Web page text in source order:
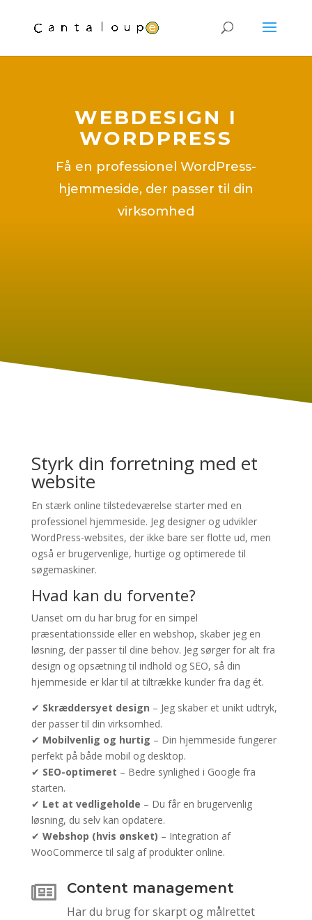
WEBDESIGN I
WORDPRESS
Få en professionel WordPress-
hjemmeside, der passer til din
virksomhed
Styrk din forretning med et
website
En stærk online tilstedeværelse starter med en
professionel hjemmeside. Jeg designer og udvikler
WordPress-websites, der ikke bare ser flotte ud, men
også er brugervenlige, hurtige og optimerede til
søgemaskiner.
Hvad kan du forvente?
Uanset om du har brug for en simpel
præsentationsside eller en webshop, skaber jeg en
løsning, der passer til dine behov. Jeg sørger for alt fra
design og opsætning til indhold og SEO, så din
hjemmeside er klar til at tiltrække kunder fra dag ét.
✔ Skræddersyet design – Jeg skaber et unikt udtryk,
der passer til din virksomhed.
✔ Mobilvenlig og hurtig – Din hjemmeside fungerer
perfekt på både mobil og desktop.
✔ SEO-optimeret – Bedre synlighed i Google fra
starten.
✔ Let at vedligeholde – Du får en brugervenlig
løsning, du selv kan opdatere.
✔ Webshop (hvis ønsket) – Integration af
WooCommerce til salg af produkter online.
 Content management
Har du brug for skarpt og målrettet